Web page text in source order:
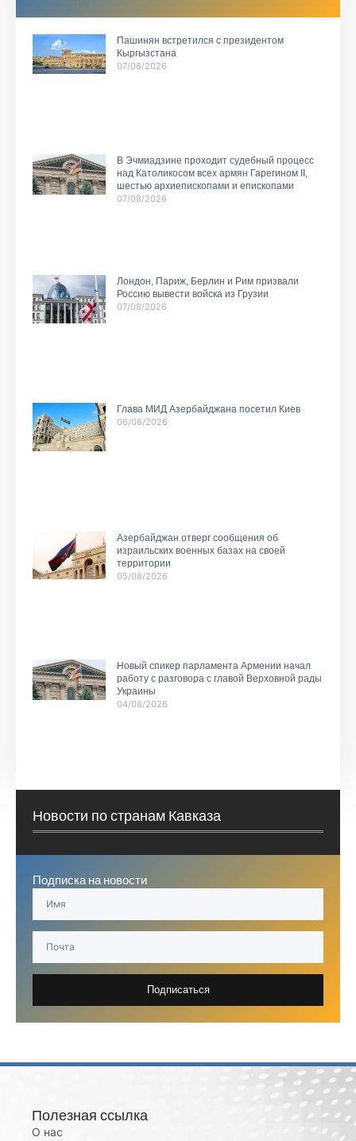
Пашинян встретился с президентом
Кыргызстана
07/08/2026
В Эчмиадзине проходит судебный процесс
над Католикосом всех армян Гарегином II,
шестью архиепископами и епископами
07/08/2026
Лондон, Париж, Берлин и Рим призвали
Россию вывести войска из Грузии
07/08/2026
Глава МИД Азербайджана посетил Киев
06/08/2026
Азербайджан отверг сообщения об
израильских военных базах на своей
территории
05/08/2026
Новый спикер парламента Армении начал
работу с разговора с главой Верховной рады
Украины
04/08/2026
Новости по странам Кавказа
Подписка на новости
Подписаться
Полезная ссылка
О нас